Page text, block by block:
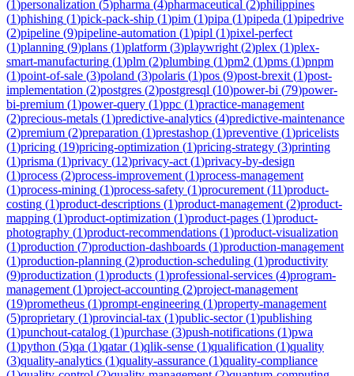
(1)personalization (5)pharma (4)pharmaceutical (2)philippines
(1)phishing (1)pick-pack-ship (1)pim (1)pipa (1)pipeda (1)pipedrive
(2)pipeline (9)pipeline-automation (1)pipl (1)pixel-perfect
(1)planning (9)plans (1)platform (3)playwright (2)plex (1)plex-
smart-manufacturing (1)plm (2)plumbing (1)pm2 (1)pms (1)pnpm
(1)point-of-sale (3)poland (3)polaris (1)pos (9)post-brexit (1)post-
implementation (2)postgres (2)postgresql (10)power-bi (79)power-
bi-premium (1)power-query (1)ppc (1)practice-management
(2)precious-metals (1)predictive-analytics (4)predictive-maintenance
(2)premium (2)preparation (1)prestashop (1)preventive (1)pricelists
(1)pricing (19)pricing-optimization (1)pricing-strategy (3)printing
(1)prisma (1)privacy (12)privacy-act (1)privacy-by-design
(1)process (2)process-improvement (1)process-management
(1)process-mining (1)process-safety (1)procurement (11)product-
costing (1)product-descriptions (1)product-management (2)product-
mapping (1)product-optimization (1)product-pages (1)product-
photography (1)product-recommendations (1)product-visualization
(1)production (7)production-dashboards (1)production-management
(1)production-planning (2)production-scheduling (1)productivity
(9)productization (1)products (1)professional-services (4)program-
management (1)project-accounting (2)project-management
(19)prometheus (1)prompt-engineering (1)property-management
(5)proprietary (1)provincial-tax (1)public-sector(1)publishing
(1)punchout-catalog (1)purchase (3)push-notifications (1)pwa
(1)python (5)qa (1)qatar(1)qlik-sense (1)qualification (1)quality
(3)quality-analytics (1)quality-assurance (1)quality-compliance